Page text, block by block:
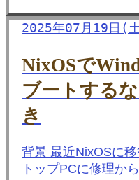
2025年07月19日(
NixOSで
ブートする
き
背景 最近NixOSに
トップPCに修理か